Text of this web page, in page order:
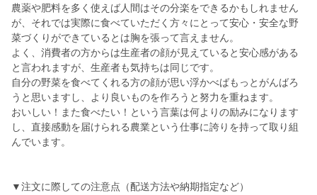
農薬や肥料を多く使えば人間はその分楽をできるかもしれません
が、それでは実際に食べていただく方々にとって安心・安全な野
菜づくりができているとは胸を張って言えません。
よく、消費者の方からは生産者の顔が見えていると安心感がある
と言われますが、生産者も気持ちは同じです。
自分の野菜を食べてくれる方の顔が思い浮かべばもっとがんばろ
うと思いますし、より良いものを作ろうと努力を重ねます。
おいしい！また食べたい！という言葉は何よりの励みになります
し、直接感動を届けられる農業という仕事に誇りを持って取り組
んでいます。
▼注文に際しての注意点（配送方法や納期指定など）